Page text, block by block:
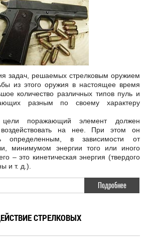
задач, решаемых стрелковым оружием
из этого оружия в настоящее время
количество различных типов пуль и
разным по своему характеру
поражающий элемент должен
воздействовать на нее. При этом он
определенным, в зависимости от
минимумом энергии того или иного
– это кинетическая энергия (твердого
и т. д.).
Подробнее
СТРЕЛКОВЫХ